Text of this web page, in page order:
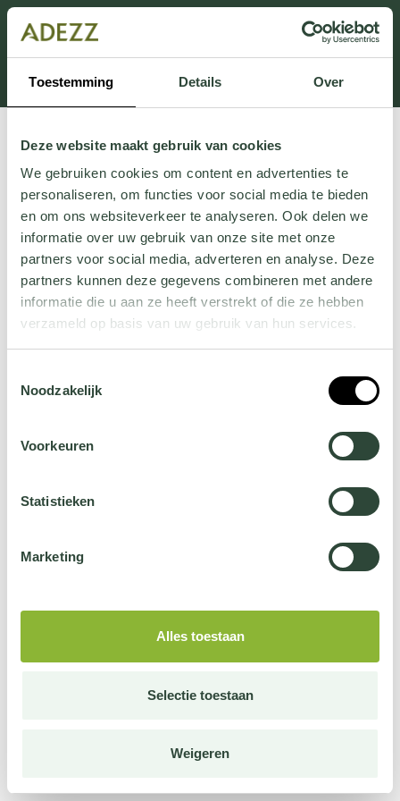
Toestemming Details Over
Deze website maakt gebruik van cookies
We gebruiken cookies om content en advertenties te
personaliseren, om functies voor social media te bieden
en om ons websiteverkeer te analyseren. Ook delen we
informatie over uw gebruik van onze site met onze
partners voor social media, adverteren en analyse. Deze
partners kunnen deze gegevens combineren met andere
informatie die u aan ze heeft verstrekt of die ze hebben
verzameld op basis van uw gebruik van hun services.
jehier.
Noodzakelijk
Voorkeuren
Statistieken
Marketing
Alles toestaan
Selectie toestaan
Weigeren
Dit onderdeel is momenteel in onderhoud.
Als je informatie mist kun je ons bellen +31 413 274
168 of mailen
Customersupport@adezz.com.